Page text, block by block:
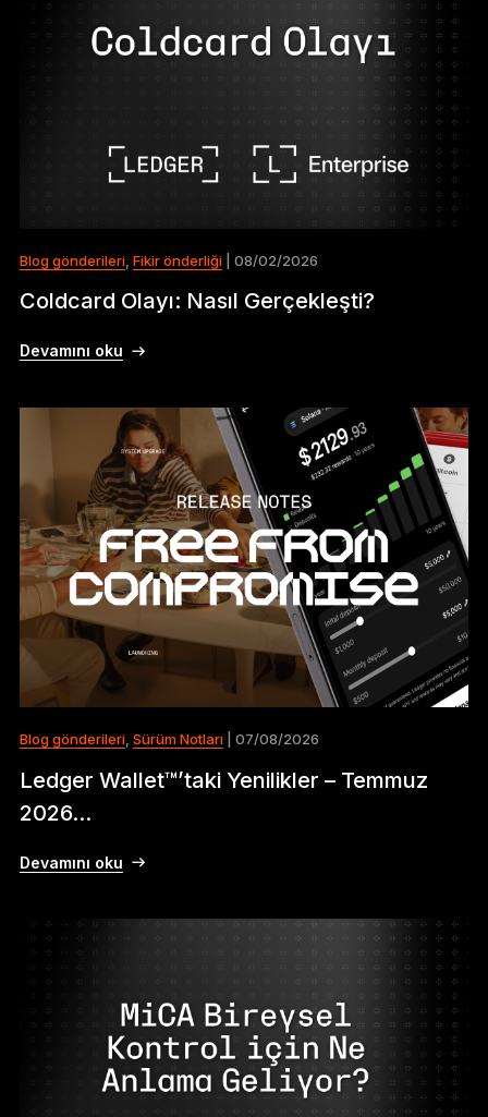
Blog gönderileri, Fikir önderliği| 08/02/2026
Coldcard Olayı: Nasıl Gerçekleşti?
Devamını oku
Blog gönderileri, Sürüm Notları| 07/08/2026
Ledger Wallet™’taki Yenilikler – Temmuz
2026...
Devamını oku